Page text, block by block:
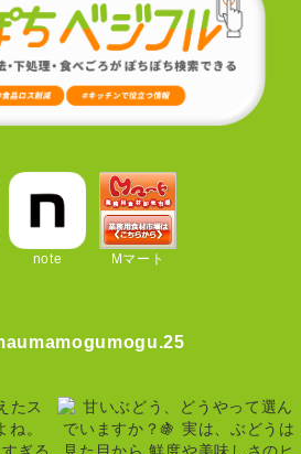
note Mマート